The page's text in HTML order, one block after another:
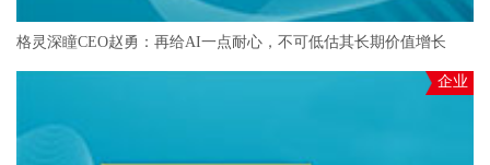
格灵深瞳CEO赵勇：再给AI一点耐心，不可低估其长期价值增长
企业